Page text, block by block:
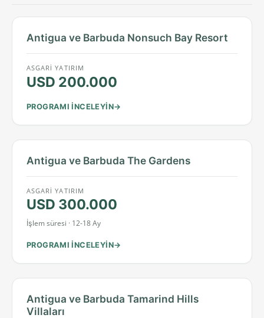
Antigua ve Barbuda Nonsuch Bay Resort
ASGARI YATIRIM
USD 200.000
PROGRAMI INCELEYIN
Antigua ve Barbuda The Gardens
ASGARI YATIRIM
USD 300.000
İşlem süresi · 12-18 Ay
PROGRAMI INCELEYIN
Antigua ve Barbuda Tamarind Hills
Villaları